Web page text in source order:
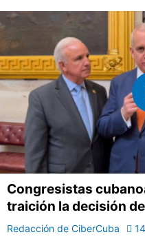
Congresistas
traición la decisión
Redacción de CiberCuba